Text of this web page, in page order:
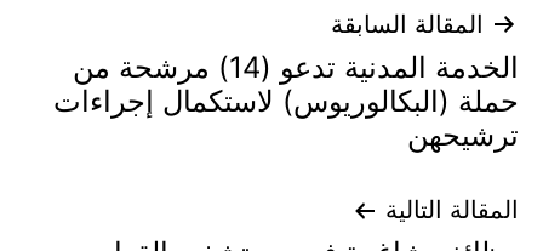
تصفّح
المقالات
المقالة السابقة
الخدمة المدنية تدعو (14) مرشحة من
حملة (البكالوريوس) لاستكمال إجراءات
ترشيحهن
المقالة التالية